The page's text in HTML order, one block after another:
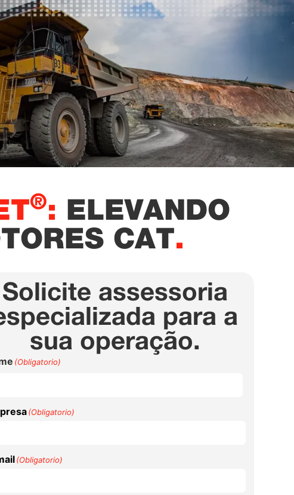
®: ELEVANDO
CAT.
Solicite assessoria
para a
sua operação.
(Obligatorio)
(Obligatorio)
(Obligatorio)